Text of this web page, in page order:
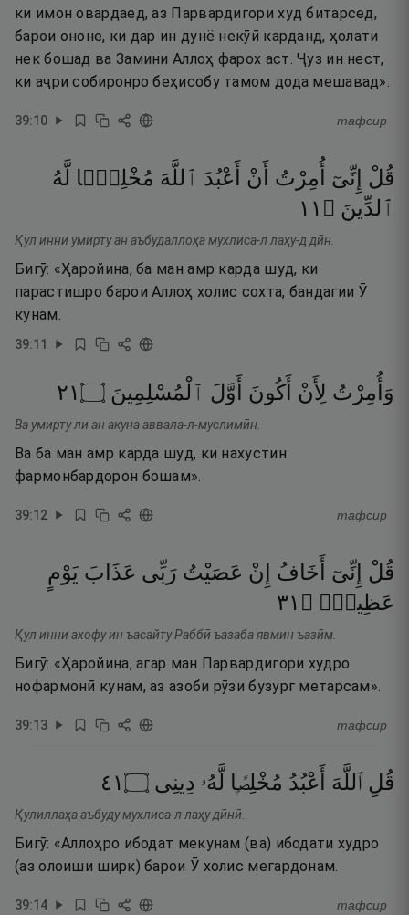
ки имон овардаед, аз Парвардигори худ битарсед,
барои ононе, ки дар ин дунё некӯӣ карданд, ҳолати
нек бошад ва Замини Аллоҳ фарох аст. Ҷуз ин нест,
ки аҷри собиронро беҳисобу тамом дода мешавад».
39:10 тафсир
قُلْ إِنِّىٓ أُمِرْتُ أَنْ أَعْبُدَ ٱللَّهَ مُخْلِصًۭا لَّهُ
ٱلدِّينَ ۝ ١١
Қул инни умирту ан аъбудаллоҳа мухлиса-л лаҳу-д дӣн.
Бигӯ: «Ҳаройина, ба ман амр карда шуд, ки
парастишро барои Аллоҳ холис сохта, бандагии Ӯ
кунам.
39:11
وَأُمِرْتُ لِأَنْ أَكُونَ أَوَّلَ ٱلْمُسْلِمِينَ ۝١٢
Ва умирту ли ан акуна аввала-л-муслимӣн.
Ва ба ман амр карда шуд, ки нахустин
фармонбардорон бошам».
39:12 тафсир
قُلْ إِنِّىٓ أَخَافُ إِنْ عَصَيْتُ رَبِّى عَذَابَ يَوْمٍ
عَظِيمٍۢ ۝ ١٣
Қул инни ахофу ин ъасайту Раббӣ ъазаба явмин ъазӣм.
Бигӯ: «Ҳаройина, агар ман Парвардигори худро
нофармонӣ кунам, аз азоби рӯзи бузург метарсам».
39:13 тафсир
قُلِ ٱللَّهَ أَعْبُدُ مُخْلِصًۭا لَّهُۥ دِينِى ۝١٤
Қулиллаҳа аъбуду мухлиса-л лаҳу дӣнӣ.
Бигӯ: «Аллоҳро ибодат мекунам (ва) ибодати худро
(аз олоиши ширк) барои Ӯ холис мегардонам.
39:14 тафсир